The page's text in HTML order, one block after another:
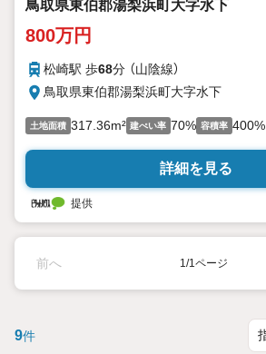
鳥取県東伯郡湯梨浜町大字水下
800万円
松崎駅 歩68分 （山陰線）
鳥取県東伯郡湯梨浜町大字水下
土地面積 317.36m² 建ぺい率 70% 容積率 400%
詳細を見る
提供
前へ 1/1ページ
9件